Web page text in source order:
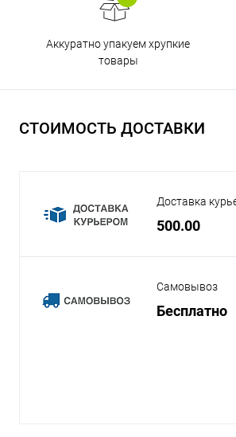
Аккуратно упакуем хрупкие
товары
СТОИМОСТЬ ДОСТАВКИ
Доставка
500.00
Самовывоз
Бесплатно